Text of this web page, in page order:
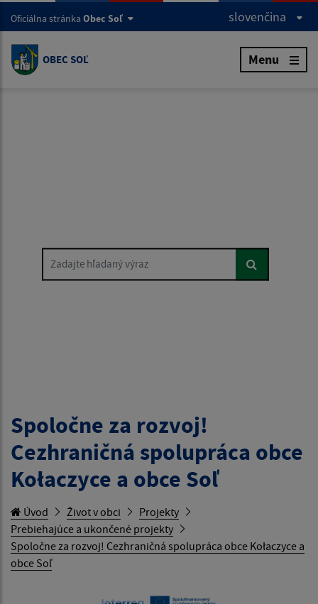
Oficiálna stránka Obec Soľ slovenčina
OBEC SOĽ Menu
Zadajte hľadaný výraz
Spoločne za rozvoj!
Cezhraničná spolupráca obce
Kołaczyce a obce Soľ
Úvod Život v obci
Projekty
Prebiehajúce a ukončené projekty
Spoločne za rozvoj! Cezhraničná spolupráca obce Kołaczyce a
obce Soľ